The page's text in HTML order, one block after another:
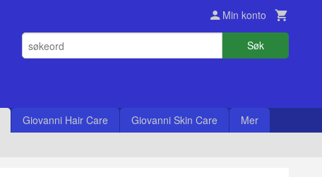
Min konto
Søk
Giovanni Hair Care Giovanni Skin Care Mer